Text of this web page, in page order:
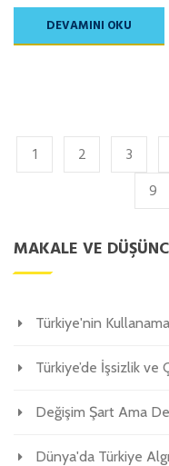
DEVAMINI OKU
1 2 3
9
MAKALE VE
Türkiye'nin
Türkiye’de İşsizlik ve
Değişim Şart Ama
Dünya'da Türkiye